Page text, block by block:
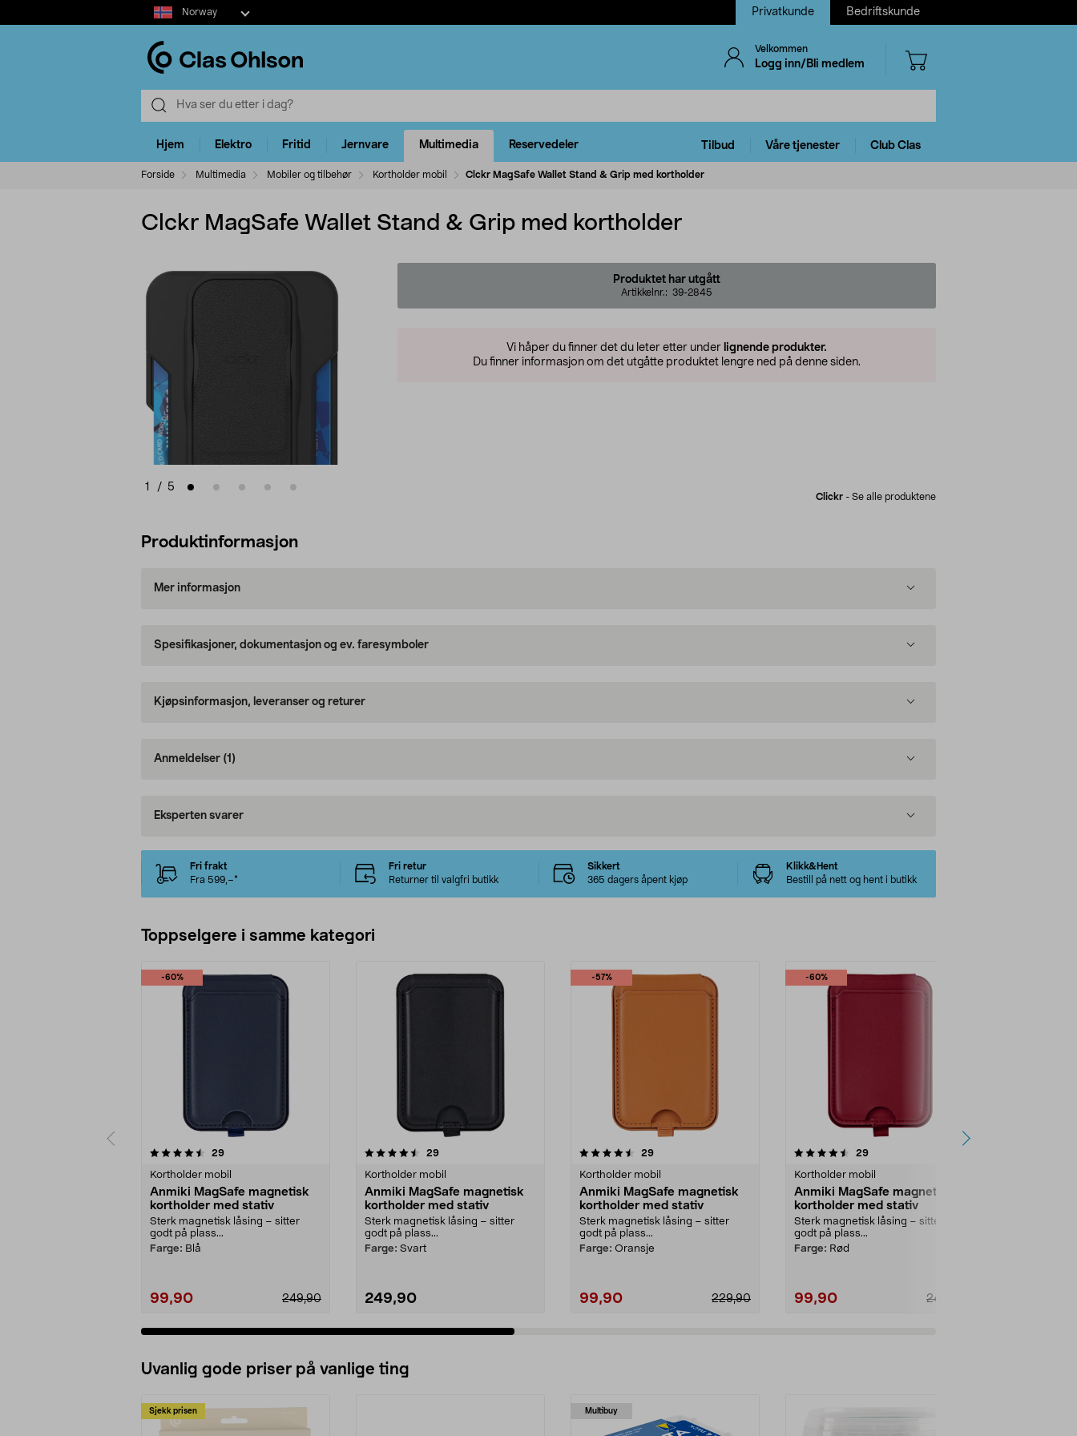
Select
market
Norway Privatkunde Bedriftskunde
Velkommen
Logg inn/Bli medlem
Hjem Elektro Fritid Jernvare Multimedia Reservedeler Tilbud Våre tjenester Club Clas
Forside Multimedia Mobiler og tilbehør Kortholder mobil Clckr MagSafe Wallet Stand & Grip med kortholder
Clckr MagSafe Wallet Stand & Grip med kortholder
1 / 5
Produktet har utgått
Artikkelnr.: 39-2845
Vi håper du finner det du leter etter under lignende produkter.
Du finner informasjon om det utgåtte produktet lengre ned på denne siden.
Clickr - Se alle produktene
Produktinformasjon
Mer informasjon
Spesifikasjoner, dokumentasjon og ev. faresymboler
Kjøpsinformasjon, leveranser og returer
Anmeldelser (1)
Eksperten svarer
Fri frakt
Fra 599,–*
Fri retur
Returner til valgfri butikk
Sikkert
365 dagers åpent kjøp
Klikk&Hent
Bestill på nett og hent i butikk
Toppselgere i samme kategori
-60%
29anmeldelser
Kortholder mobil
Anmiki MagSafe magnetisk
kortholder med stativ
Sterk magnetisk låsing – sitter
godt på plass...
Farge: Blå
99,90 249,90
4.5 av 5 stjerner 29anmeldelser
Kortholder mobil
Anmiki MagSafe magnetisk
kortholder med stativ
Sterk magnetisk låsing – sitter
godt på plass...
Farge: Svart
249,90
-57%
4.5 av 5 stjerner 29anmeldelser
Kortholder mobil
Anmiki MagSafe magnetisk
kortholder med stativ
Sterk magnetisk låsing – sitter
godt på plass...
Farge: Oransje
99,90 229,90
-60%
4.5 av 5 stjerner 29anmeldelser
Kortholder mobil
Anmiki MagSafe magnetisk
kortholder med stativ
Sterk magnetisk låsing – sitter
godt på plass...
Farge: Rød
99,90 249,90
4.0 av 5 stjerner
Uvanlig gode priser på vanlige ting
Sjekk prisen Multibuy